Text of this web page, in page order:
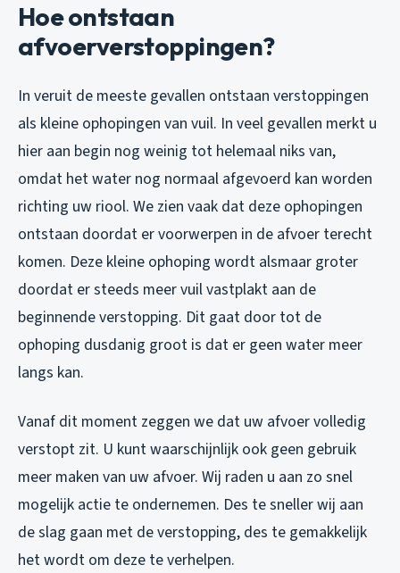
Hoe ontstaan
afvoerverstoppingen?
In veruit de meeste gevallen ontstaan verstoppingen
als kleine ophopingen van vuil. In veel gevallen merkt u
hier aan begin nog weinig tot helemaal niks van,
omdat het water nog normaal afgevoerd kan worden
richting uw riool. We zien vaak dat deze ophopingen
ontstaan doordat er voorwerpen in de afvoer terecht
komen. Deze kleine ophoping wordt alsmaar groter
doordat er steeds meer vuil vastplakt aan de
beginnende verstopping. Dit gaat door tot de
ophoping dusdanig groot is dat er geen water meer
langs kan.
Vanaf dit moment zeggen we dat uw afvoer volledig
verstopt zit. U kunt waarschijnlijk ook geen gebruik
meer maken van uw afvoer. Wij raden u aan zo snel
mogelijk actie te ondernemen. Des te sneller wij aan
de slag gaan met de verstopping, des te gemakkelijk
het wordt om deze te verhelpen.